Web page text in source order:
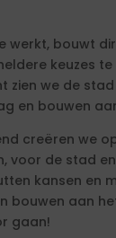
werkt, bouwt
keuzes
zien we de
en bouwen
creëren we
voor de stad
kansen en
bouwen aan
gaan!